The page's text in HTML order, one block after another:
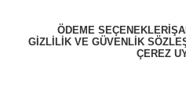
ÖDEME SEÇENEKLERI
GIZLILIK VE GÜVENLIK
ÇEREZ